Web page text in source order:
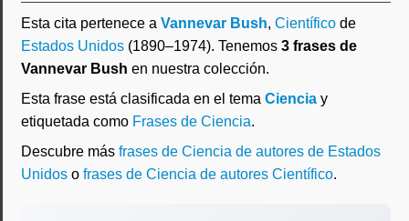
Esta cita pertenece a Vannevar Bush, Científico de
Estados Unidos (1890–1974). Tenemos 3 frases de
Vannevar Bush en nuestra colección.
Esta frase está clasificada en el tema Ciencia y
etiquetada como Frases de Ciencia.
Descubre más frases de Ciencia de autores de Estados
Unidos o frases de Ciencia de autores Científico.